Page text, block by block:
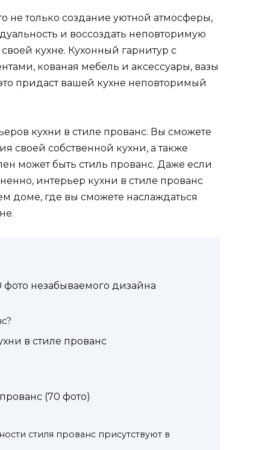
не только создание уютной атмосферы,
и воссоздать неповторимую
кухне. Кухонный гарнитур с
кованая мебель и аксессуары, вазы
придаст вашей кухне неповторимый
кухни в стиле прованс. Вы сможете
своей собственной кухни, а также
может быть стиль прованс. Даже если
интерьер кухни в стиле прованс
доме, где вы сможете наслаждаться
фото незабываемого дизайна
в стиле прованс
(70 фото)
стиля прованс присутствуют в